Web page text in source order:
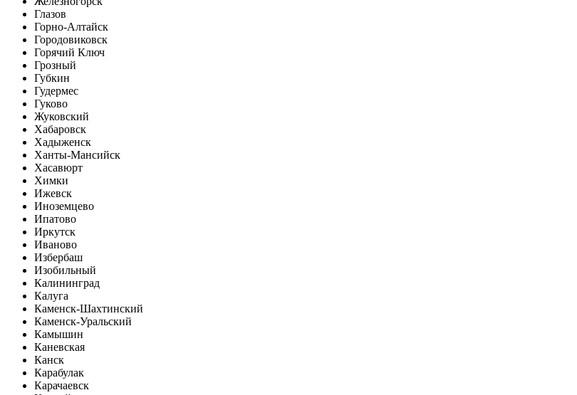
Глазов
Горно-Алтайск
Городовиковск
Горячий Ключ
Грозный
Губкин
Гудермес
Гуково
Жуковский
Хабаровск
Хадыженск
Ханты-Мансийск
Хасавюрт
Химки
Ижевск
Иноземцево
Ипатово
Иркутск
Иваново
Избербаш
Изобильный
Калининград
Калуга
Каменск-Шахтинский
Каменск-Уральский
Камышин
Каневская
Канск
Карабулак
Карачаевск